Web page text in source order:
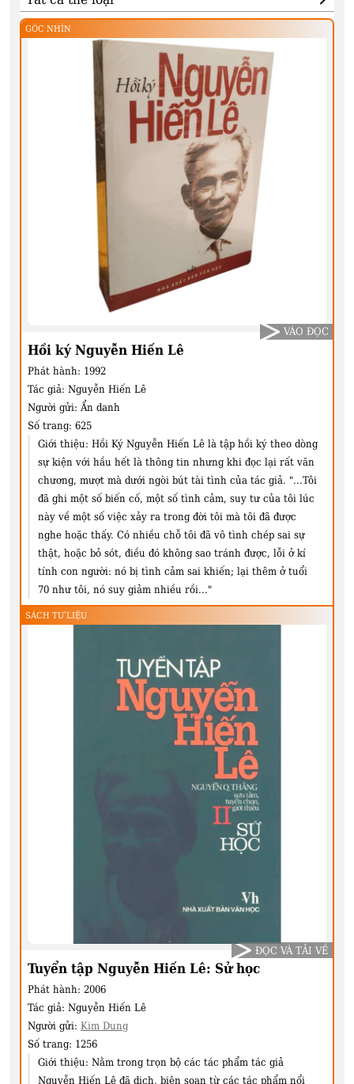
GÓC NHÌN
Hồi ký Nguyễn Hiến Lê
Phát hành: 1992
Tác giả: Nguyễn Hiến Lê
Người gửi: Ẩn danh
Số trang: 625
Giới thiệu: Hồi Ký Nguyễn Hiến Lê là tập hồi ký theo dòng
sự kiện với hầu hết là thông tin nhưng khi đọc lại rất văn
chương, mượt mà dưới ngòi bút tài tình của tác giả. "...Tôi
đã ghi một số biến cố, một số tình cảm, suy tư của tôi lúc
này về một số việc xảy ra trong đời tôi mà tôi đã được
nghe hoặc thấy. Có nhiều chỗ tôi đã vô tình chép sai sự
thật, hoặc bỏ sót, điều đó không sao tránh được, lỗi ở kí
tính con người: nó bị tình cảm sai khiến; lại thêm ở tuổi
70 như tôi, nó suy giảm nhiều rồi..."
VÀO ĐỌC
SÁCH TƯ LIỆU
Tuyển tập Nguyễn Hiến Lê: Sử học
Phát hành: 2006
Tác giả: Nguyễn Hiến Lê
Người gửi: Kim Dung
Số trang: 1256
Giới thiệu: Nằm trong trọn bộ các tác phẩm tác giả
Nguyễn Hiến Lê đã dịch, biên soạn từ các tác phẩm nổi
ĐỌC VÀ TẢI VỀ